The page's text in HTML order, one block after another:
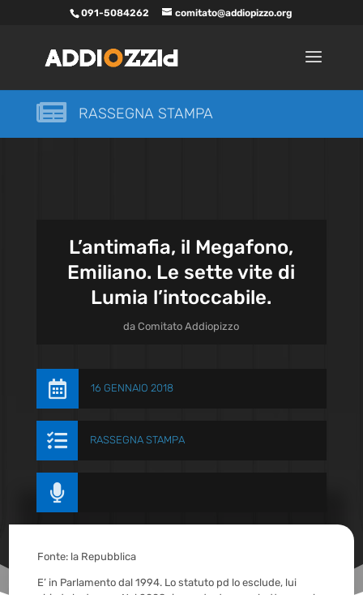
091-5084262 comitato@addiopizzo.org
 RASSEGNA STAMPA
L’antimafia, il Megafono,
Emiliano. Le sette vite di
Lumia l’intoccabile.
daComitato Addiopizzo
 16 GENNAIO 2018
 RASSEGNA STAMPA

Fonte: la Repubblica
E’ in Parlamento dal 1994. Lo statuto pd lo esclude, lui